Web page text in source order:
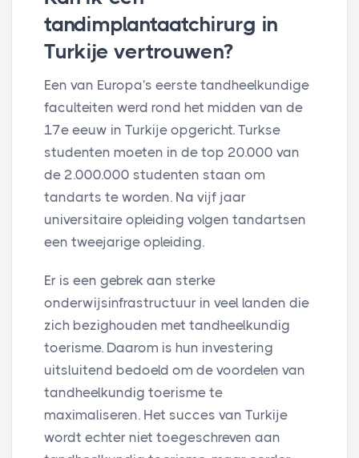
tandimplantaatchirurg in
Turkije vertrouwen?
Een van Europa's eerste tandheelkundige
faculteiten werd rond het midden van de
17e eeuw in Turkije opgericht. Turkse
studenten moeten in de top 20.000 van
de 2.000.000 studenten staan om
tandarts te worden. Na vijf jaar
universitaire opleiding volgen tandartsen
een tweejarige opleiding.
Er is een gebrek aan sterke
onderwijsinfrastructuur in veel landen die
zich bezighouden met tandheelkundig
toerisme. Daarom is hun investering
uitsluitend bedoeld om de voordelen van
tandheelkundig toerisme te
maximaliseren. Het succes van Turkije
wordt echter niet toegeschreven aan